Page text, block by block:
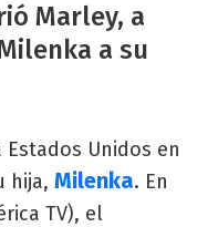
Marley, a
a su
Estados Unidos en
hija, Milenka. En
TV), el